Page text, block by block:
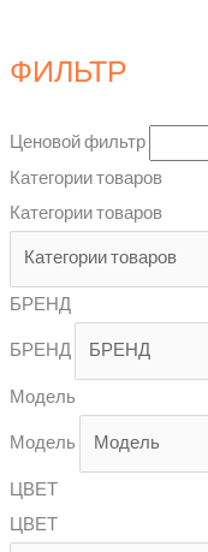
ФИЛЬТР
Ценовой фильтр
Категории товаров
Категории товаров
БРЕНД
БРЕНД
Модель
Модель
ЦВЕТ
ЦВЕТ